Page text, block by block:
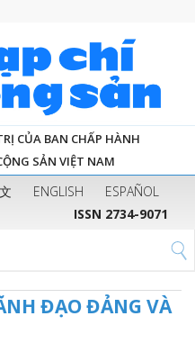
CỦA BAN CHẤP HÀNH
SẢN VIỆT NAM
ENGLISH
ESPAÑOL
ISSN 2734-9071
ĐẠO ĐẢNG VÀ